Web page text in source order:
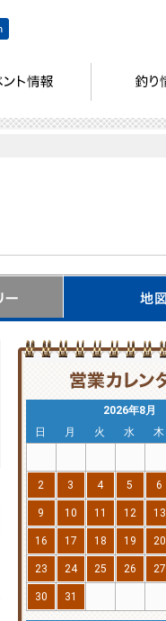
2026年8月
日
月 火 水 木
2 3 4 5 6
9 10 11 12 13
16 17 18 19 20
23 24 25 26 27
30 31